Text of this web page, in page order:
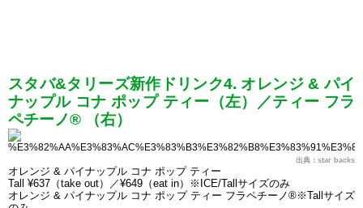
スタバ&タリーズ新作ドリンク4. オレンジ & パイ
ナップル コナ ポップ ティー（左）／ティー フラ
ペチーノ® （右）
出典：star backs
オレンジ & パイナップル コナ ポップ ティー
Tall ¥637（take out）／¥649（eat in）※ICE/Tallサイズのみ
オレンジ & パイナップル コナ ポップ ティー フラペチーノ®※Tallサイズ